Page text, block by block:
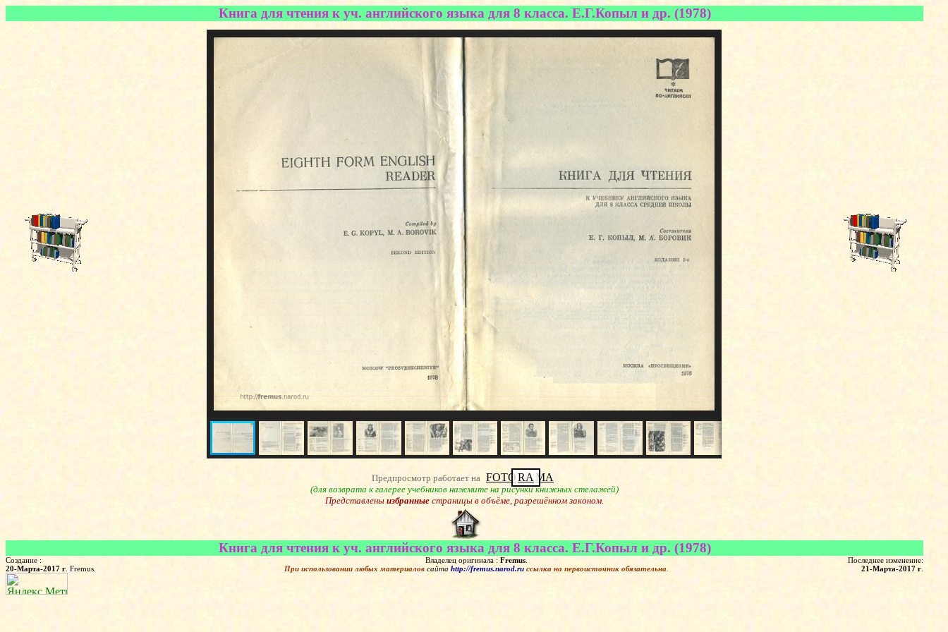
Книга для чтения к уч. английского языка для 8 класса. Е.Г.Копыл и др. (1978)
Предпросмотр работает на FOTORA MA
(для возврата к галерее учебников нажмите на рисунки книжных стелажей)
Представлены избранныестраницы в объёме, разрешённом законом.
Книга для чтения к уч. английского языка для 8 класса. Е.Г.Копыл и др. (1978)
Создание :
20-Марта-2017 г . Fremus.
Владелец оригинала : Fremus
При использовании любых материалов сайта http://fremus.narod.ru ссылка на первоисточник обязательна
Последнее изменение:
21-Марта-2017 г